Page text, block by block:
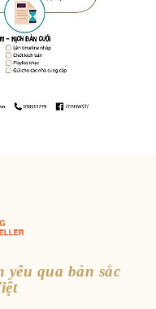
yêu qua bản sắc